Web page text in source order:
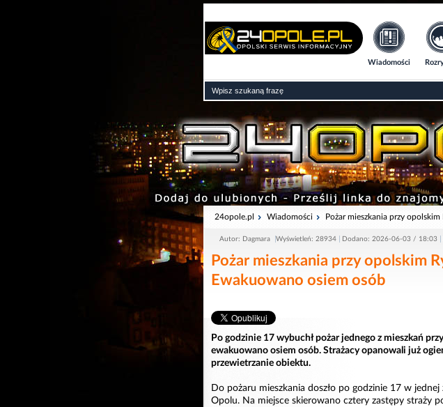
Wiadomości
24opole.pl Wiadomości Pożar mieszkania przy
Autor: Dagmara Wyświetleń: 28934 Dodano: 2026-06-03 / 18:03
Pożar mieszkania przy opolskim
Ewakuowano osiem osób
Po godzinie 17 wybuchł pożar jednego z mieszkań
ewakuowano osiem osób. Strażacy opanowali już
przewietrzanie obiektu.
Do pożaru mieszkania doszło po godzinie 17 w
Opolu. Na miejsce skierowano cztery zastępy straży